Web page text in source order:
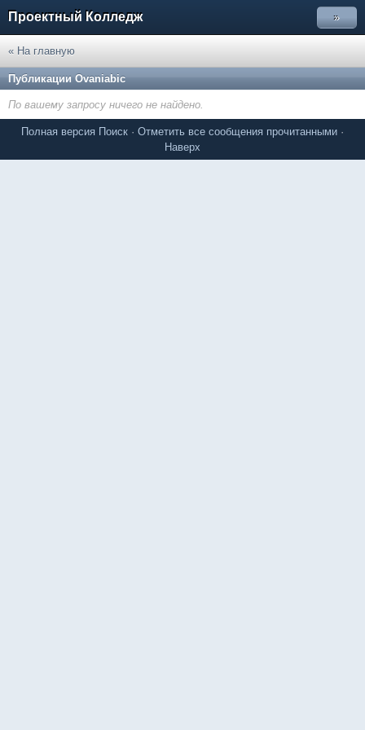
Проектный Колледж »
« На главную
Публикации Ovaniabic
По вашему запросу ничего не найдено.
Полная версия Поиск · Отметить все сообщения прочитанными ·
Наверх